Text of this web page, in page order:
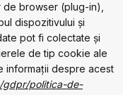
browser (plug-in),
dispozitivului și
pot fi colectate și
de tip cookie ale
informații despre acest
gdpr/politica-de-